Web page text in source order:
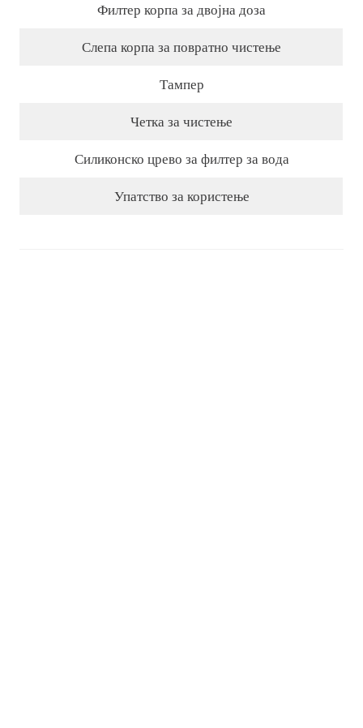
Филтер корпа за двојна доза
Слепа корпа за повратно чистење
Тампер
Четка за чистење
Силиконско црево за филтер за вода
Упатство за користење